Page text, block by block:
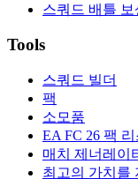
스쿼드 배틀 보
Tools
스쿼드 빌더
팩
소모품
EA FC 26 팩 리
매치 제너레이
최고의 가치를